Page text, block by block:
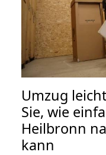
Umzug
Sie, wie
Heilbronn
kann